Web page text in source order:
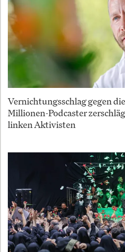
Vernichtungsschlag gegen
Millionen-Podcaster
linken Aktivisten